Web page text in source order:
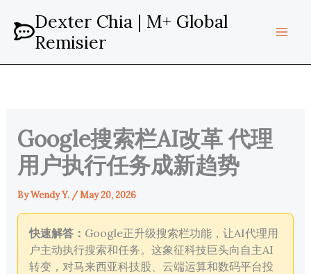
content
Dexter Chia | M+ Global
Remisier
Google搜索栏AI改革 代理
用户执行任务成新趋势
ByWendy Y. /May 20, 2026
快速解答： Google正升级搜索栏功能，让AI代理用
户主动执行搜索和任务。这象征科技巨头向自主AI
转变，对马来西亚科技股、云端运算和数码平台投